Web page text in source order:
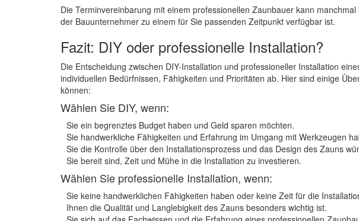
Die Terminvereinbarung mit einem professionellen Zaunbauer kann
der Bauunternehmer zu einem für Sie passenden Zeitpunkt verfügbar ist.
Fazit: DIY oder professionelle Installation?
Die Entscheidung zwischen DIY-Installation und professioneller Installation
individuellen Bedürfnissen, Fähigkeiten und Prioritäten ab. Hier sind einige
können:
Wählen Sie DIY, wenn:
Sie ein begrenztes Budget haben und Geld sparen möchten.
Sie handwerkliche Fähigkeiten und Erfahrung im Umgang mit Werkzeugen
Sie die Kontrolle über den Installationsprozess und das Design des Zauns
Sie bereit sind, Zeit und Mühe in die Installation zu investieren.
Wählen Sie professionelle Installation, wenn:
Sie keine handwerklichen Fähigkeiten haben oder keine Zeit für die
Ihnen die Qualität und Langlebigkeit des Zauns besonders wichtig ist.